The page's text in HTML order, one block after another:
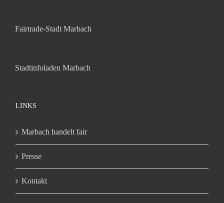
Fairtrade-Stadt Marbach
Stadtinfoladen Marbach
LINKS
Marbach handelt fair
Presse
Kontakt